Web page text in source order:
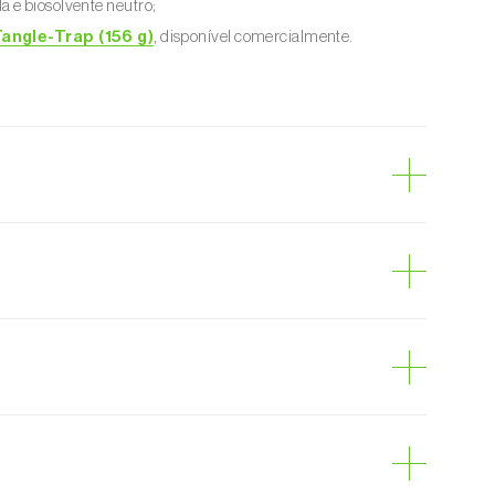
e biosolvente neutro;
Trap (156 g), disponível comercialmente.